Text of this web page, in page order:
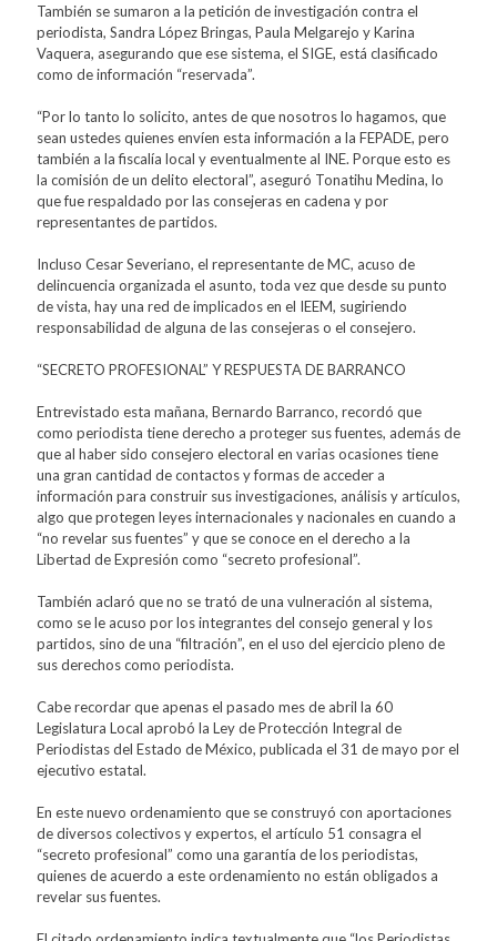
También se sumaron a la petición de investigación contra el
periodista, Sandra López Bringas, Paula Melgarejo y Karina
Vaquera, asegurando que ese sistema, el SIGE, está clasificado
como de información “reservada”.
“Por lo tanto lo solicito, antes de que nosotros lo hagamos, que
sean ustedes quienes envíen esta información a la FEPADE, pero
también a la fiscalía local y eventualmente al INE. Porque esto es
la comisión de un delito electoral”, aseguró Tonatihu Medina, lo
que fue respaldado por las consejeras en cadena y por
representantes de partidos.
Incluso Cesar Severiano, el representante de MC, acuso de
delincuencia organizada el asunto, toda vez que desde su punto
de vista, hay una red de implicados en el IEEM, sugiriendo
responsabilidad de alguna de las consejeras o el consejero.
“SECRETO PROFESIONAL” Y RESPUESTA DE BARRANCO
Entrevistado esta mañana, Bernardo Barranco, recordó que
como periodista tiene derecho a proteger sus fuentes, además de
que al haber sido consejero electoral en varias ocasiones tiene
una gran cantidad de contactos y formas de acceder a
información para construir sus investigaciones, análisis y artículos,
algo que protegen leyes internacionales y nacionales en cuando a
“no revelar sus fuentes” y que se conoce en el derecho a la
Libertad de Expresión como “secreto profesional”.
También aclaró que no se trató de una vulneración al sistema,
como se le acuso por los integrantes del consejo general y los
partidos, sino de una “filtración”, en el uso del ejercicio pleno de
sus derechos como periodista.
Cabe recordar que apenas el pasado mes de abril la 60
Legislatura Local aprobó la Ley de Protección Integral de
Periodistas del Estado de México, publicada el 31 de mayo por el
ejecutivo estatal.
En este nuevo ordenamiento que se construyó con aportaciones
de diversos colectivos y expertos, el artículo 51 consagra el
“secreto profesional” como una garantía de los periodistas,
quienes de acuerdo a este ordenamiento no están obligados a
revelar sus fuentes.